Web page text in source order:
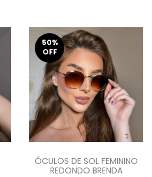
50%
OFF
ÓCULOS DE SOL FEMININO
REDONDO BRENDA